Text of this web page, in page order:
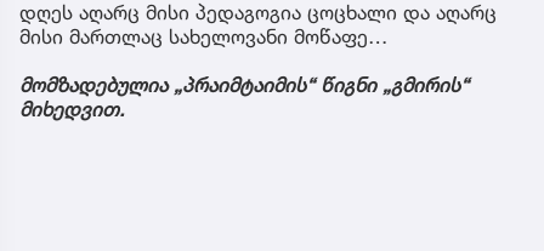
დღეს აღარც მისი პედაგოგია ცოცხალი და აღარც
მისი მართლაც სახელოვანი მოწაფე…
მომზადებულია „პრაიმტაიმის“ წიგნი „გმირის“
მიხედვით.